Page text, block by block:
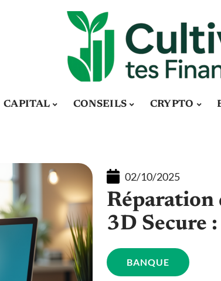
CAPITAL CONSEILS CRYPTO
02/10/2025
Réparation
3D Secure
BANQUE